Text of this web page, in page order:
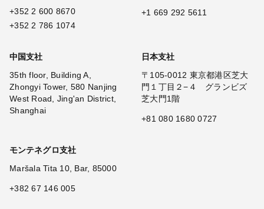
+352 2 600 8670
+352 2 786 1074
+1 669 292 5611
中国支社
35th floor, Building A,
Zhongyi Tower, 580 Nanjing
West Road, Jing'an District,
Shanghai
日本支社
〒105-0012 東京都港区芝大
門１丁目２−４ グランビズ
芝大門1階
+81 080 1680 0727
モンテネグロ支社
Maršala Tita 10, Bar, 85000
+382 67 146 005